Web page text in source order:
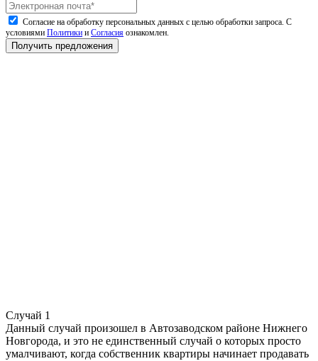
Согласие на обработку персональных данных с целью обработки запроса. С
условиями Политики и Согласия ознакомлен.
Случай 1
Данный случай произошел в Автозаводском районе Нижнего
Новгорода, и это не единственный случай о которых просто
умалчивают, когда собственник квартиры начинает продавать